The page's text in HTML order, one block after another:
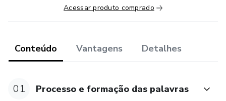
Conteúdo com base no Edital;
Jorge Alcantara.
1. Organização textual: interpretação dos sentidos
Acessar produto comprado
Conteúdo Vantagens Detalhes
01 Processo e formação das palavras